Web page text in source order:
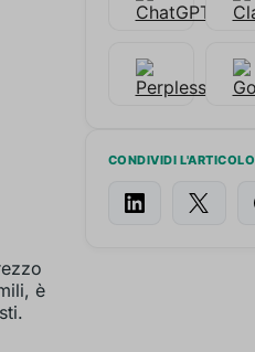
è
CONDIVIDI L'ARTICOLO